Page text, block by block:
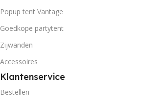
Popup tent Vantage
Goedkope partytent
Zijwanden
Accessoires
Klantenservice
Bestellen